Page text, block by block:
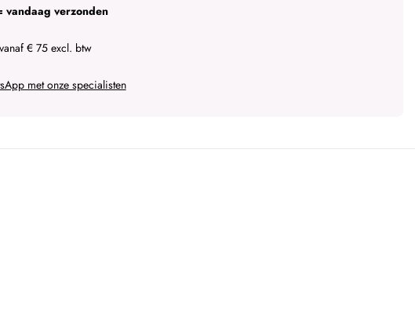
vandaag verzonden
vanaf € 75 excl. btw
met onze specialisten